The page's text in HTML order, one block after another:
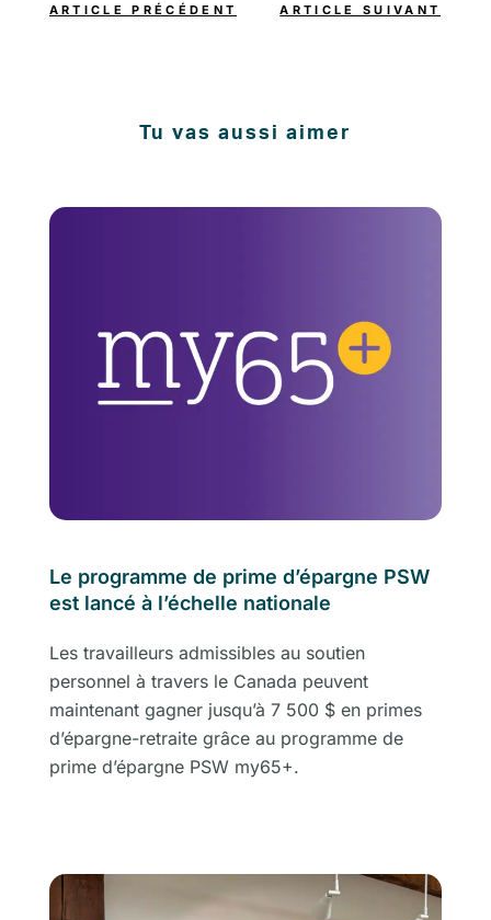
ARTICLE PRÉCÉDENT ARTICLE SUIVANT
Tu vas aussi aimer
Le programme de prime d’épargne PSW
est lancé à l’échelle nationale
Les travailleurs admissibles au soutien
personnel à travers le Canada peuvent
maintenant gagner jusqu’à 7 500 $ en primes
d’épargne-retraite grâce au programme de
prime d’épargne PSW my65+.